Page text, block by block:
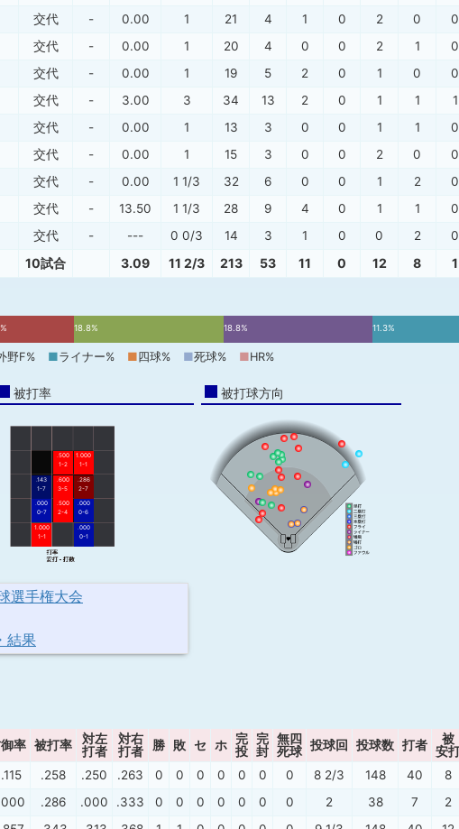
交代 - 0.00 1 21 4 1 0 2 0 0
交代 - 0.00 1 20 4 0 0 2 1 0
交代 - 0.00 1 19 5 2 0 1 0 0
交代 - 3.00 3 34 13 2 0 1 1 1
交代 - 0.00 1 13 3 0 0 1 1 0
交代 - 0.00 1 15 3 0 0 2 0 0
交代 - 0.00 1 1/3 32 6 0 0 1 2 0
交代 - 13.50 1 1/3 28 9 4 0 1 1 0
交代 - --- 0 0/3 14 3 1 0 0 2 0
10試合 3.09 11 2/3 213 53 11 0 12 8 1
18.8% 18.8% 11.3%
野F% ■ライナー% ■ 四球% ■死球% ■HR%
被打率
.500
1-2
1.000
1-1
.143
1-7
.600
3-5
.286
2-7
.000
0-7
.500
2-4
.000
0-6
1.000
1-1
.000
0-1
被打球方向
選手権大会
結果
率 被打率
対左
打者
対右
打者
勝 敗 セ ホ
完
投
完
封
無四
死球 投球回 投球数 打者
被
安
.258 .250 .263 0 0 0 0 0 0 0 8 2/3 148 40 8
.286 .000 .333 0 0 0 0 0 0 0 2 38 7 2